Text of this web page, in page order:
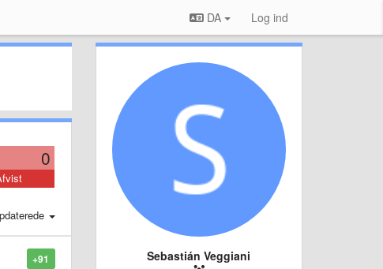
DA Log ind
0
+91 Sebastián Veggiani